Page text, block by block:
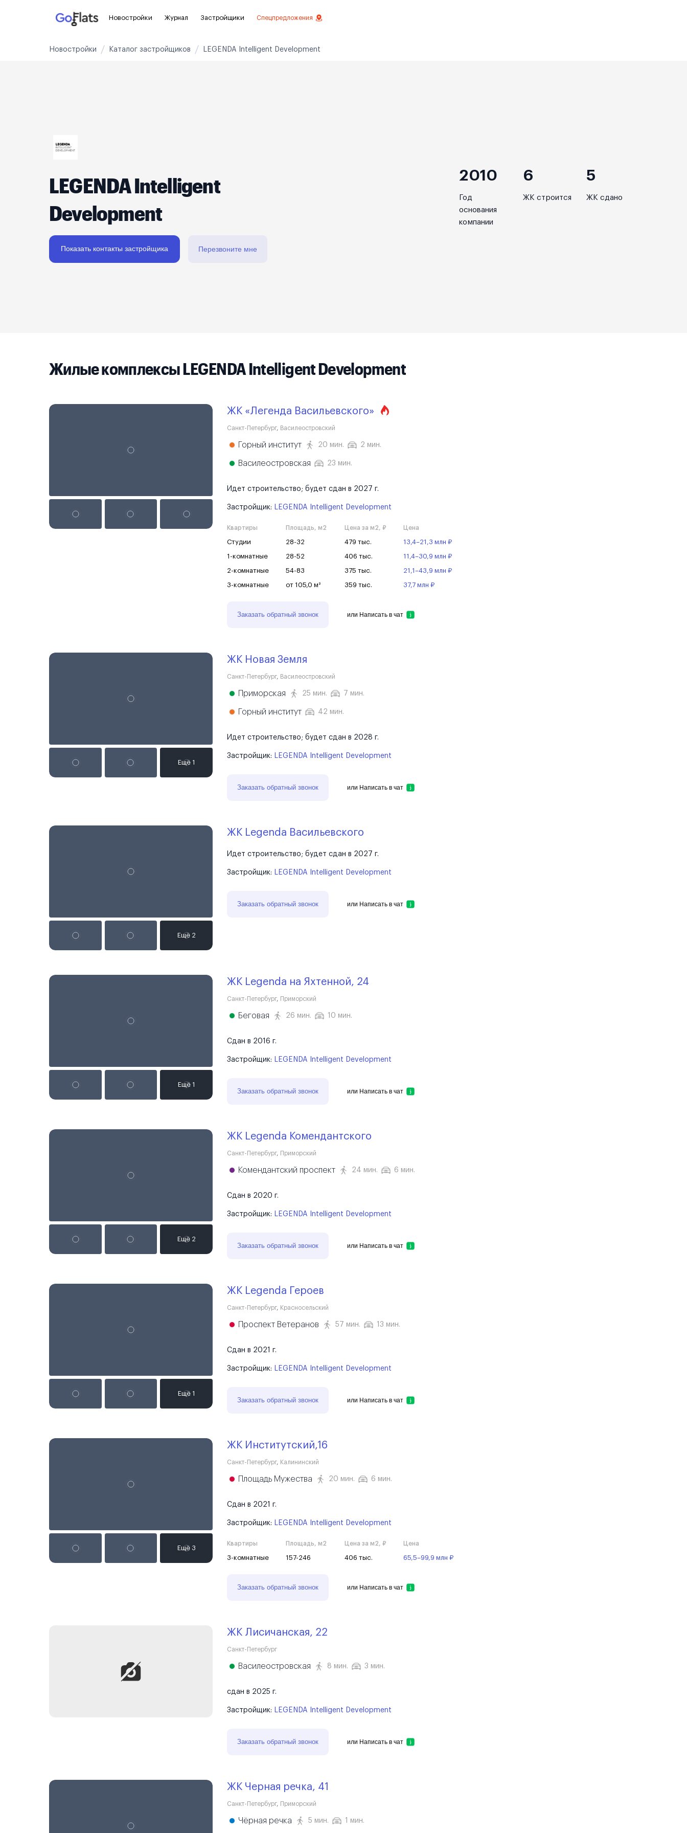
Новостройки
Рядом с метро
3-8 млн ₽ 8-14 млн ₽ от 14 млн ₽
Реклама на сайте
Журнал Застройщики Спецпредложения
Новостройки Каталог застройщиков LEGENDA Intelligent Development
LEGENDA Intelligent
Development
Показать контакты застройщика Перезвоните мне
2010
Год
основания
компании
6
ЖК строится
5
ЖК сдано
Жилые комплексы LEGENDA Intelligent Development
ЖК «Легенда Васильевского»
Санкт-Петербург, Василеостровский
Горный институт 20 мин. 2 мин.
Василеостровская 23 мин.
Идет строительство; будет сдан в 2027 г.
Застройщик: LEGENDA Intelligent Development
Квартиры Площадь, м2 Цена за м2, ₽ Цена
Студии 28-32 479 тыс. 13,4–21,3 млн ₽
1-комнатные 28-52 406 тыс. 11,4–30,9 млн ₽
2-комнатные 54-83 375 тыс. 21,1–43,9 млн ₽
3-комнатные от 105,0 м² 359 тыс. 37,7 млн ₽
Заказать обратный звонок или Написать в чат
ЖК Новая Земля
Санкт-Петербург, Василеостровский
Приморская 25 мин. 7 мин.
Горный институт 42 мин.
Идет строительство; будет сдан в 2028 г.
Застройщик: LEGENDA Intelligent Development
Заказать обратный звонок или Написать в чат
ЖК Legenda Васильевского
Идет строительство; будет сдан в 2027 г.
Застройщик: LEGENDA Intelligent Development
Заказать обратный звонок или Написать в чат
ЖК Legenda на Яхтенной, 24
Санкт-Петербург, Приморский
Беговая 26 мин. 10 мин.
Сдан в 2016 г.
Застройщик: LEGENDA Intelligent Development
Заказать обратный звонок или Написать в чат
ЖК Legenda Комендантского
Санкт-Петербург, Приморский
Комендантский проспект 24 мин. 6 мин.
Сдан в 2020 г.
Застройщик: LEGENDA Intelligent Development
Заказать обратный звонок или Написать в чат
ЖК Legenda Героев
Санкт-Петербург, Красносельский
Проспект Ветеранов 57 мин. 13 мин.
Сдан в 2021 г.
Застройщик: LEGENDA Intelligent Development
Заказать обратный звонок или Написать в чат
ЖК Институтский,16
Санкт-Петербург, Калининский
Площадь Мужества 20 мин. 6 мин.
Сдан в 2021 г.
Застройщик: LEGENDA Intelligent Development
Квартиры Площадь, м2 Цена за м2, ₽ Цена
3-комнатные 157-246 406 тыс. 65,5–99,9 млн ₽
Заказать обратный звонок или Написать в чат
ЖК Лисичанская, 22
Санкт-Петербург
Василеостровская 8 мин. 3 мин.
сдан в 2025 г.
Застройщик: LEGENDA Intelligent Development
Заказать обратный звонок или Написать в чат
ЖК Черная речка, 41
Санкт-Петербург, Приморский
Чёрная речка 5 мин. 1 мин.